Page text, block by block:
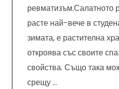
ревматизъм.Салатното
расте най-вече в
зимата, е растителна
откроява със своите
свойства. Също така
срещу …